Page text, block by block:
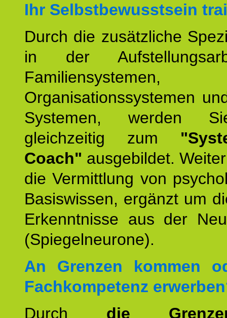
Ihr Selbstbewusstsein
Durch die zusätzliche
in der
Familiensystemen,
Organisationssystemen
Systemen, werden
gleichzeitig zum
Coach" ausgebildet.
die Vermittlung von
Basiswissen, ergänzt um
Erkenntnisse aus der
(Spiegelneurone).
An Grenzen kommen
Fachkompetenz
Durch die